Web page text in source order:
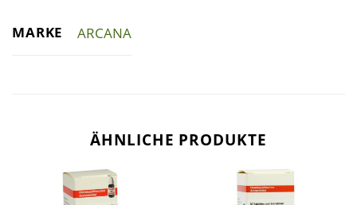
MARKE ARCANA
ÄHNLICHE PRODUKTE